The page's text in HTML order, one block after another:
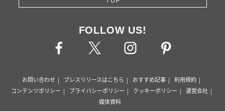
FOLLOW US!
お問い合わせ プレスリリースはこちら おすすめ記事
利用規約
コンテンツポリシー
プライバシーポリシー クッキーポリシー
運営会社
媒体資料